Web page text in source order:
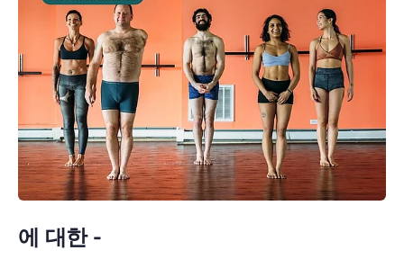
에 대한 -